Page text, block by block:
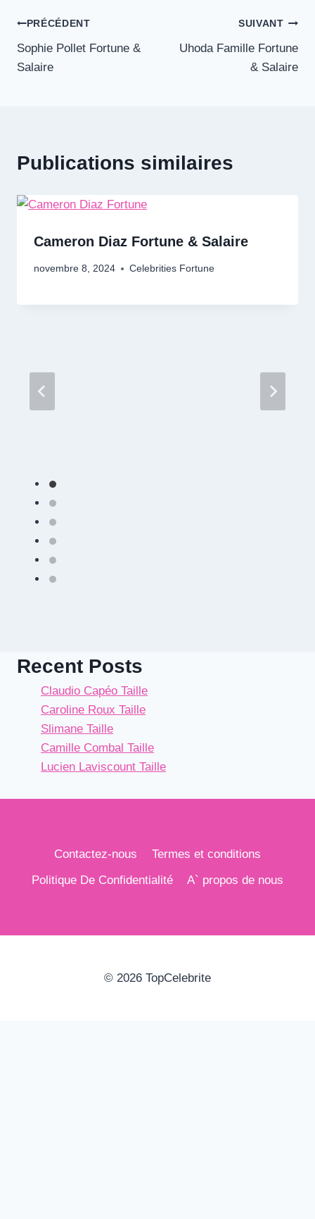
Navigation
de
PRÉCÉDENT
Sophie Pollet Fortune &
Salaire
SUIVANT
Uhoda Famille Fortune
& Salaire
Publications similaires
Cameron Diaz Fortune & Salaire
novembre 8, 2024 Celebrities Fortune
Recent Posts
Claudio Capéo Taille
Caroline Roux Taille
Slimane Taille
Camille Combal Taille
Lucien Laviscount Taille
Contactez-nous
Termes et conditions
Politique De Confidentialité
A` propos de nous
© 2026 TopCelebrite